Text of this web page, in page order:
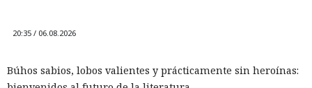
20:35 / 06.08.2026
Búhos sabios, lobos valientes y prácticamente sin heroínas: